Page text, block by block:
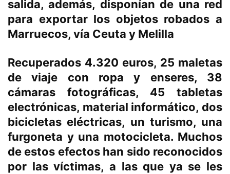
salida, además, disponían de una red
para exportar los objetos robados a
Marruecos, vía Ceuta y Melilla
Recuperados 4.320 euros, 25 maletas
de viaje con ropa y enseres, 38
cámaras fotográficas, 45 tabletas
electrónicas, material informático, dos
bicicletas eléctricas, un turismo, una
furgoneta y una motocicleta. Muchos
de estos efectos han sido reconocidos
por las víctimas, a las que ya se les